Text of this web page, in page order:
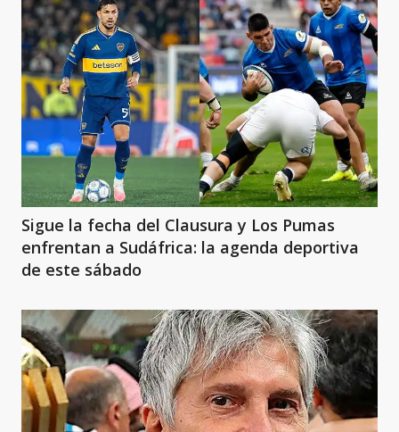
Sigue la fecha del Clausura y Los Pumas
enfrentan a Sudáfrica: la agenda deportiva
de este sábado